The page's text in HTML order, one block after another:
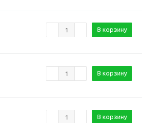
В корзину
В корзину
В корзину